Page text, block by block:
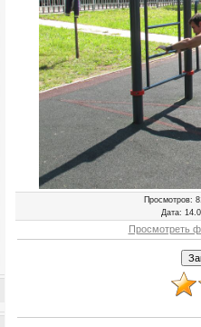
Просмотров:
Дата:
Просмотреть